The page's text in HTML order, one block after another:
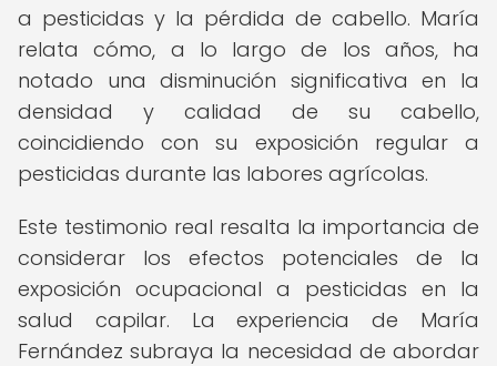
a pesticidas y la pérdida de cabello. María
relata cómo, a lo largo de los años, ha
notado una disminución significativa en la
densidad y calidad de su cabello,
coincidiendo con su exposición regular a
pesticidas durante las labores agrícolas.
Este testimonio real resalta la importancia de
considerar los efectos potenciales de la
exposición ocupacional a pesticidas en la
salud capilar. La experiencia de María
Fernández subraya la necesidad de abordar